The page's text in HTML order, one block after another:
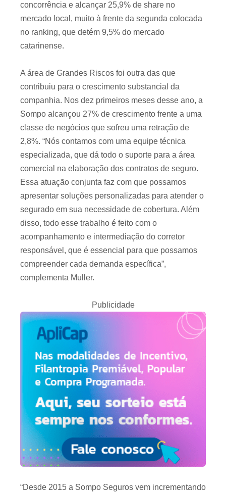
concorrência e alcançar 25,9% de share no
mercado local, muito à frente da segunda colocada
no ranking, que detém 9,5% do mercado
catarinense.
A área de Grandes Riscos foi outra das que
contribuiu para o crescimento substancial da
companhia. Nos dez primeiros meses desse ano, a
Sompo alcançou 27% de crescimento frente a uma
classe de negócios que sofreu uma retração de
2,8%. “Nós contamos com uma equipe técnica
especializada, que dá todo o suporte para a área
comercial na elaboração dos contratos de seguro.
Essa atuação conjunta faz com que possamos
apresentar soluções personalizadas para atender o
segurado em sua necessidade de cobertura. Além
disso, todo esse trabalho é feito com o
acompanhamento e intermediação do corretor
responsável, que é essencial para que possamos
compreender cada demanda específica”,
complementa Muller.
Publicidade
“Desde 2015 a Sompo Seguros vem incrementando